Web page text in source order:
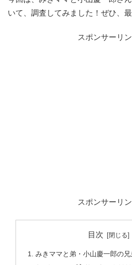
いて、調査してみました！ぜひ、
スポンサーリ
スポンサーリ
目次
みきママと弟・小山慶一郎の兄